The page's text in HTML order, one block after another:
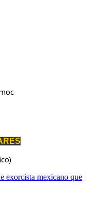
exorcista mexicano que